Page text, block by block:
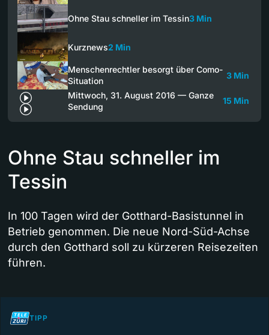
Ohne Stau schneller im Tessin3 Min
Kurznews2 Min
Menschenrechtler besorgt über Como-
Situation
3 Min
Mittwoch, 31. August 2016 — Ganze
Sendung
15 Min
Ohne Stau schneller im
Tessin
In 100 Tagen wird der Gotthard-Basistunnel in
Betrieb genommen. Die neue Nord-Süd-Achse
durch den Gotthard soll zu kürzeren Reisezeiten
führen.
TIPP